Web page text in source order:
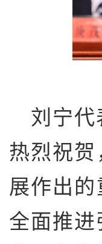
刘宁
热烈祝
展作出
全面推